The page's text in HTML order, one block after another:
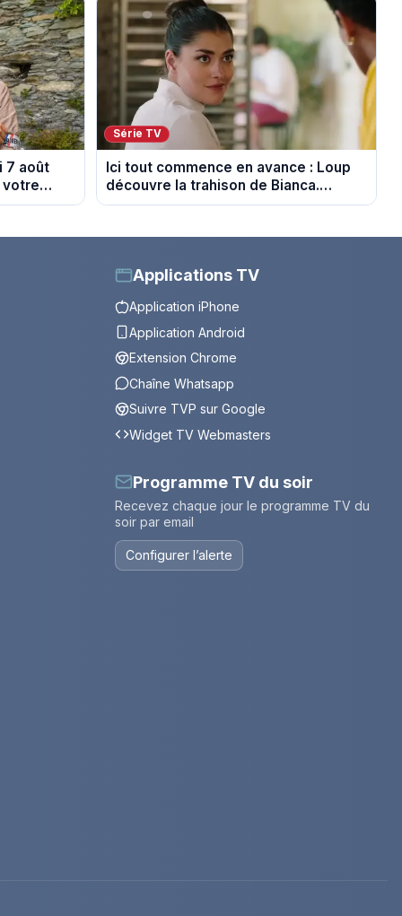
7 août
votre
Série TV
Ici tout commence en avance : Loup
découvre la trahison de Bianca.
Episode du 10 août 2026 (spoiler)
Applications TV
Application iPhone
Application Android
Extension Chrome
Chaîne Whatsapp
Suivre TVP sur Google
Widget TV Webmasters
Programme TV du soir
Recevez chaque jour le programme TV du
soir par email
Configurer l’alerte